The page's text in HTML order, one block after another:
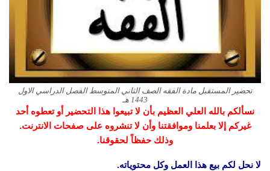
تحضير المستقبل مادة الفقه الصف الثاني المتوسط الفصل الدراسي الاول
1443 هـ
نسألكم بالله العلي العظيم بأن لا تبيعوا هذا التحضير أو تعطوه أحد
غيركم إلا بعلمنا وموافقتنا وأن لا تنشروه على صفحات الانترنت.
وذلك حفظاً لحقوقنا.
لا نحل لكم بيع هذا العمل وكل محتوياته.